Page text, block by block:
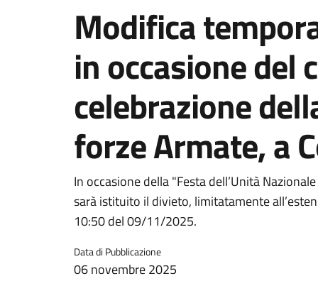
Modifica
in occasione del
celebrazione
forze Armate, a
In occasione della "Festa dell’Unità
sarà istituito il divieto, limitatamente
10:50 del 09/11/2025.
Data di Pubblicazione
06 novembre 2025